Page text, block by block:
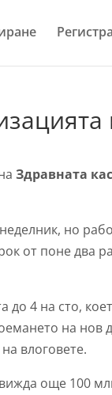
Здравната
но
от поне два
до 4 на сто,
на нов
влоговете.
още 100